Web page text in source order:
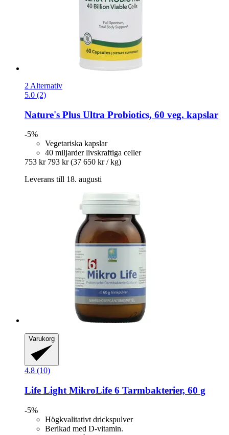
2 Alternativ
5.0 (2)
Nature's Plus Ultra Probiotics, 60 veg. kapslar
-5%
Vegetariska kapslar
40 miljarder livskraftiga celler
753 kr 793 kr (37 650 kr / kg)
Leverans till 18. augusti
Varukorg
4.8 (10)
Life Light MikroLife 6 Tarmbakterier, 60 g
-5%
Högkvalitativt drickspulver
Berikad med D-vitamin.